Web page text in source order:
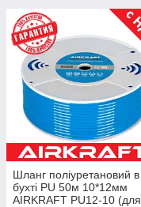
Шланг поліуретановий в
бухті PU 50м 10*12мм
AIRKRAFT PU12-10 (для